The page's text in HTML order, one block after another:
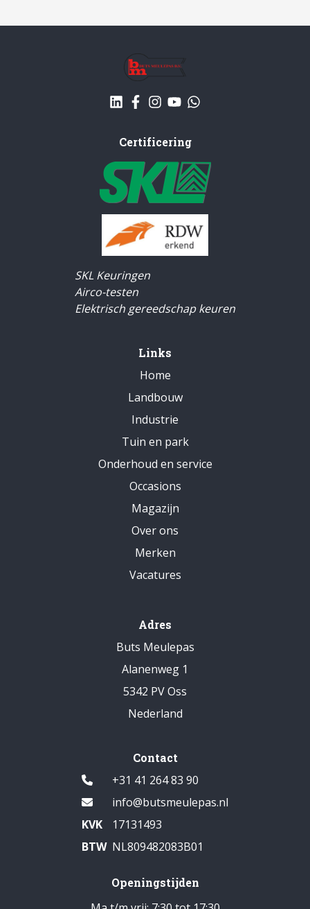
Certificering
SKL Keuringen
Airco-testen
Elektrisch gereedschap keuren
Links
Home
Landbouw
Industrie
Tuin en park
Onderhoud en service
Occasions
Magazijn
Over ons
Merken
Vacatures
Adres
Buts Meulepas
Alanenweg 1
5342 PV Oss
Nederland
Contact
+31 41 264 83 90
info@butsmeulepas.nl
KVK
17131493
BTW NL809482083B01
Openingstijden